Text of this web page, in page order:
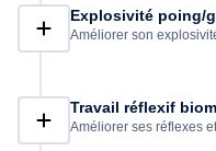
Explosivité poing/
Améliorer son
Travail réflexif
Améliorer ses réflexes